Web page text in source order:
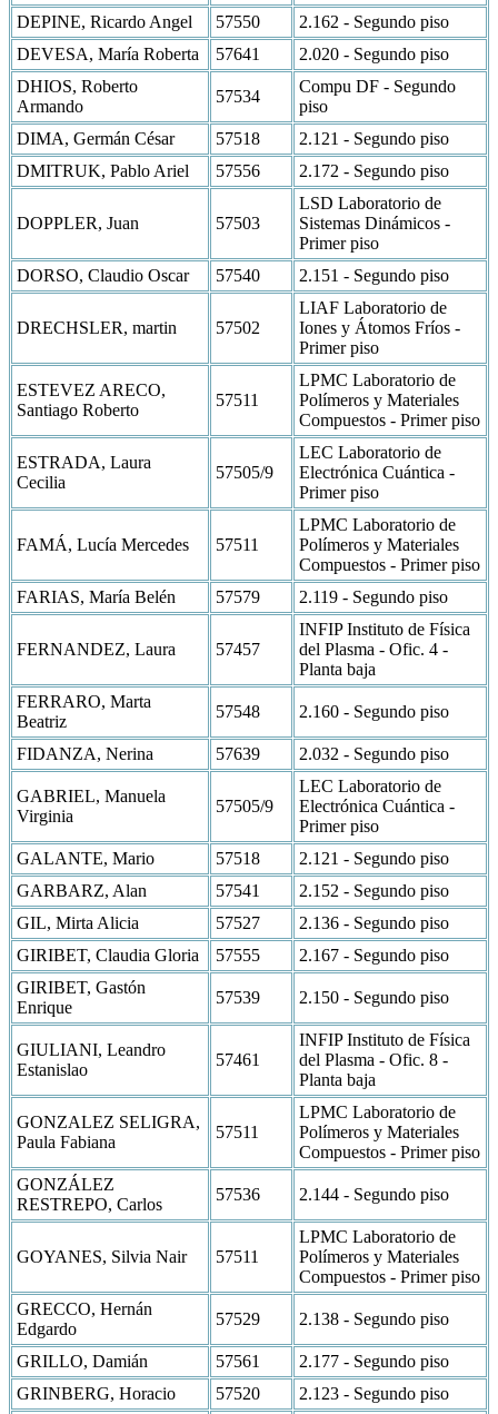
DEPINE, Ricardo Angel
57550
2.162 - Segundo piso
DEVESA, María Roberta
57641
2.020 - Segundo piso
DHIOS, Roberto
Armando
57534
Compu DF - Segundo
piso
DIMA, Germán César
57518
2.121 - Segundo piso
DMITRUK, Pablo Ariel
57556 2.172 - Segundo piso
DOPPLER, Juan 57503
LSD Laboratorio de
Sistemas Dinámicos -
Primer piso
DORSO, Claudio Oscar
57540 2.151 - Segundo piso
DRECHSLER, martin 57502
LIAF Laboratorio de
Iones y Átomos Fríos -
Primer piso
ESTEVEZ ARECO,
Santiago Roberto
57511
LPMC Laboratorio de
Polímeros y Materiales
Compuestos - Primer piso
ESTRADA, Laura
Cecilia
57505/9
LEC Laboratorio de
Electrónica Cuántica -
Primer piso
FAMÁ, Lucía Mercedes 57511
LPMC Laboratorio de
Polímeros y Materiales
Compuestos - Primer piso
FARIAS, María Belén
57579 2.119 - Segundo piso
FERNANDEZ, Laura 57457
INFIP Instituto de Física
del Plasma - Ofic. 4 -
Planta baja
FERRARO, Marta
Beatriz
57548 2.160 - Segundo piso
FIDANZA, Nerina 57639 2.032 - Segundo piso
GABRIEL, Manuela
Virginia
57505/9
LEC Laboratorio de
Electrónica Cuántica -
Primer piso
GALANTE, Mario
57518
2.121 - Segundo piso
GARBARZ, Alan
57541
2.152 - Segundo piso
GIL, Mirta Alicia
57527
2.136 - Segundo piso
GIRIBET, Claudia Gloria
57555
2.167 - Segundo piso
GIRIBET, Gastón
Enrique
57539 2.150 - Segundo piso
GIULIANI, Leandro
Estanislao
57461
INFIP Instituto de Física
del Plasma - Ofic. 8 -
Planta baja
GONZALEZ SELIGRA,
Paula Fabiana
57511
LPMC Laboratorio de
Polímeros y Materiales
Compuestos - Primer piso
GONZÁLEZ
RESTREPO, Carlos
57536 2.144 - Segundo piso
GOYANES, Silvia Nair 57511
LPMC Laboratorio de
Polímeros y Materiales
Compuestos - Primer piso
GRECCO, Hernán
Edgardo
57529 2.138 - Segundo piso
GRILLO, Damián 57561
2.177 - Segundo piso
GRINBERG, Horacio
57520 2.123 - Segundo piso